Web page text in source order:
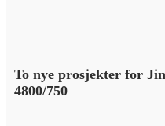
To nye prosjekter for
4800/750